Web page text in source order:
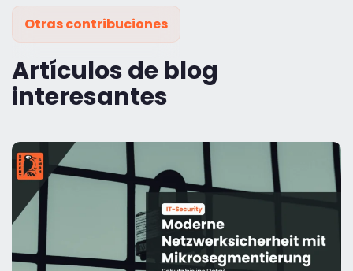
Otras contribuciones
Artículos de blog
interesantes